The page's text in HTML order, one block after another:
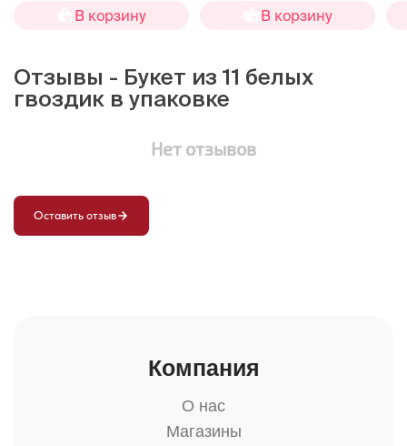
В корзину В корзину
Отзывы - Букет из 11 белых
гвоздик в упаковке
Нет отзывов
Оставить отзыв
Компания
О нас
Магазины